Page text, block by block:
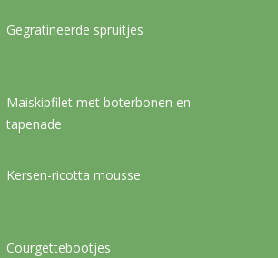
Gegratineerde spruitjes
Maiskipfilet met boterbonen en
tapenade
Kersen-ricotta mousse
Courgettebootjes